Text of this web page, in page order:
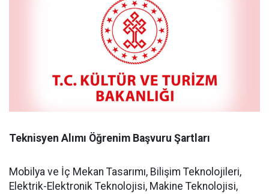
Teknisyen Alımı Öğrenim Başvuru Şartları
Mobilya ve İç Mekan Tasarımı, Bilişim Teknolojileri,
Elektrik-Elektronik Teknolojisi, Makine Teknolojisi,